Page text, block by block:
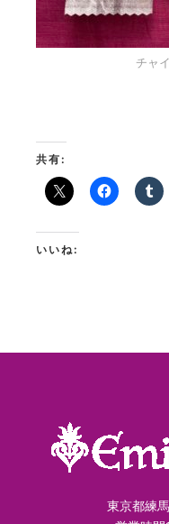
チャ
共有:
いいね:
東京都練